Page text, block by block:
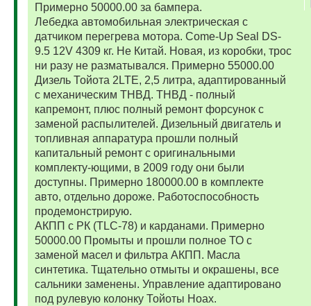
Примерно 50000.00 за бампера.
Лебедка автомобильная электрическая с
датчиком перегрева мотора. Come-Up Seal DS-
9.5 12V 4309 кг. Не Китай. Новая, из коробки, трос
ни разу не разматывался. Примерно 55000.00
Дизель Тойота 2LTE, 2,5 литра, адаптированный
с механическим ТНВД. ТНВД - полный
капремонт, плюс полный ремонт форсунок с
заменой распылителей. Дизельный двигатель и
топливная аппаратура прошли полный
капитальный ремонт с оригинальными
комплекту-ющими, в 2009 году они были
доступны. Примерно 180000.00 в комплекте
авто, отдельно дороже. Работоспособность
продемонстрирую.
АКПП с РК (TLC-78) и карданами. Примерно
50000.00 Промыты и прошли полное ТО с
заменой масел и фильтра АКПП. Масла
синтетика. Тщательно отмыты и окрашены, все
сальники заменены. Управление адаптировано
под рулевую колонку Тойоты Ноах.